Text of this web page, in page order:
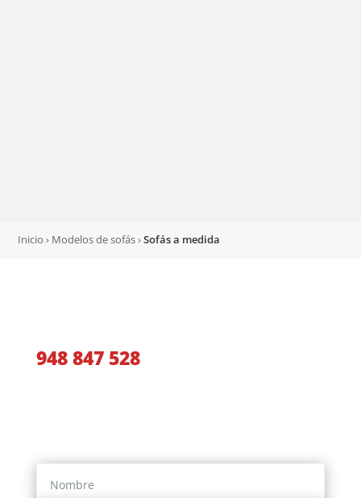
Inicio › Modelos de sofás›Sofás a medida
948 847 528